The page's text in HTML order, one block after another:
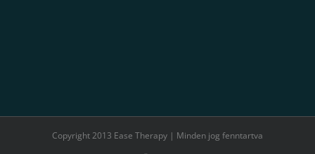
Copyright 2013 Ease Therapy | Minden jog fenntartva